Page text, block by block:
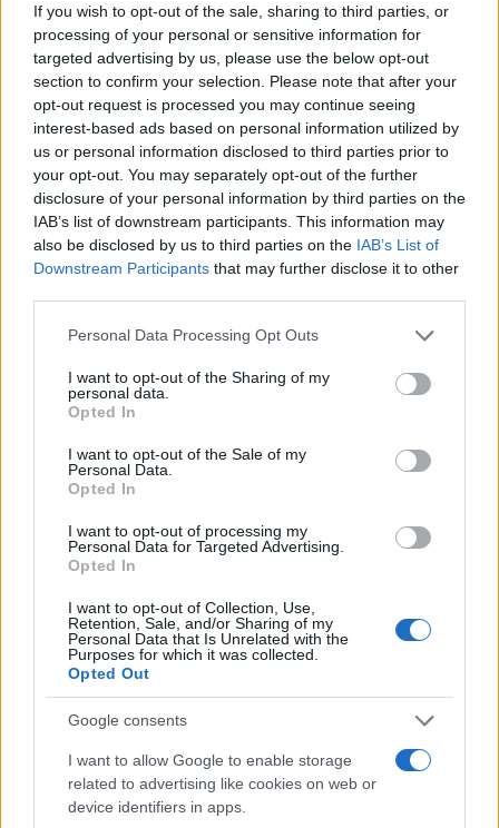
If you wish to opt-out of the sale, sharing to third parties, or
processing of your personal or sensitive information for
targeted advertising by us, please use the below opt-out
section to confirm your selection. Please note that after your
opt-out request is processed you may continue seeing
interest-based ads based on personal information utilized by
us or personal information disclosed to third parties prior to
your opt-out. You may separately opt-out of the further
disclosure of your personal information by third parties on the
IAB’s list of downstream participants. This information may
also be disclosed by us to third parties on the IAB’s List of
Downstream Participants that may further disclose it to other
Please note that this website/app uses one or more Google
not limited to your visit or usage behaviour. You may click to
grant or deny consent to Google and its third-party tags to
use your data for below specified purposes in below Google
consent section.
Personal Data Processing Opt Outs
I want to opt-out of the Sharing of my
personal data.
Opted In
I want to opt-out of the Sale of my
Personal Data.
Opted In
I want to opt-out of processing my
Personal Data for Targeted Advertising.
Opted In
I want to opt-out of Collection, Use,
Retention, Sale, and/or Sharing of my
Personal Data that Is Unrelated with the
Purposes for which it was collected.
Opted Out
Google consents
I want to allow Google to enable storage
related to advertising like cookies on web or
device identifiers in apps.
CALCIO
Come leggere il calciomercato tra ruoli, età e
Ilaria Mauri · 10 Ago 2026
PIÙ LETTI
Chouchaa: chi è il calciatore algerino?
Il patrimonio di Alex Del Piero: tutti i guadagni di
Lazio e Milan: tutti gli ex calciatori che hanno
indossato le due maglie
4 A quanto ammonta il patrimonio di Roberto Baggio?
Union Berlino-Cagliari: dove vedere l’amichevole
estiva in diretta